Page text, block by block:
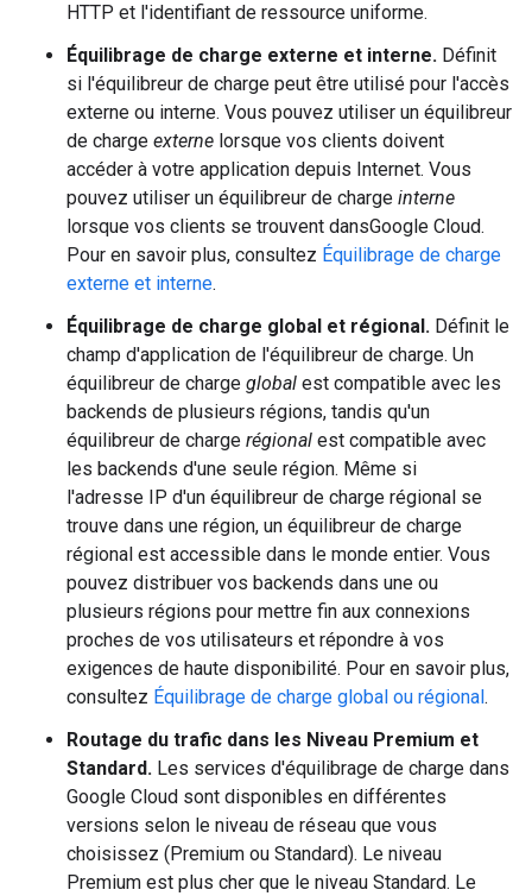
HTTP et l'identifiant de ressource uniforme.
Équilibrage de charge externe et interne. Définit
si l'équilibreur de charge peut être utilisé pour l'accès
externe ou interne. Vous pouvez utiliser un équilibreur
de charge externe lorsque vos clients doivent
accéder à votre application depuis Internet. Vous
pouvez utiliser un équilibreur de charge interne
lorsque vos clients se trouvent dansGoogle Cloud.
Pour en savoir plus, consultez Équilibrage de charge
externe et interne.
Équilibrage de charge global et régional. Définit le
champ d'application de l'équilibreur de charge. Un
équilibreur de charge global est compatible avec les
backends de plusieurs régions, tandis qu'un
équilibreur de charge régional est compatible avec
les backends d'une seule région. Même si
l'adresse IP d'un équilibreur de charge régional se
trouve dans une région, un équilibreur de charge
régional est accessible dans le monde entier. Vous
pouvez distribuer vos backends dans une ou
plusieurs régions pour mettre fin aux connexions
proches de vos utilisateurs et répondre à vos
exigences de haute disponibilité. Pour en savoir plus,
consultez Équilibrage de charge global ou régional .
Routage du trafic dans les Niveau Premium et
Standard. Les services d'équilibrage de charge dans
Google Cloud sont disponibles en différentes
versions selon le niveau de réseau que vous
choisissez (Premium ou Standard). Le niveau
Premium est plus cher que le niveau Standard. Le